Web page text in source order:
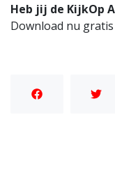
Heb jij de KijkOp
Download nu